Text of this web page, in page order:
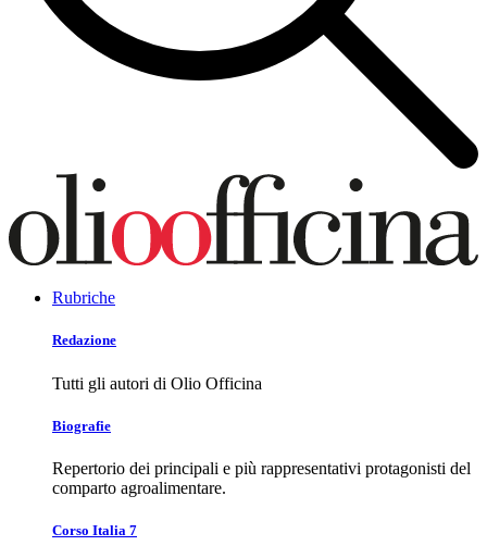
Rubriche
Redazione
Tutti gli autori di Olio Officina
Biografie
Repertorio dei principali e più rappresentativi protagonisti del
comparto agroalimentare.
Corso Italia 7